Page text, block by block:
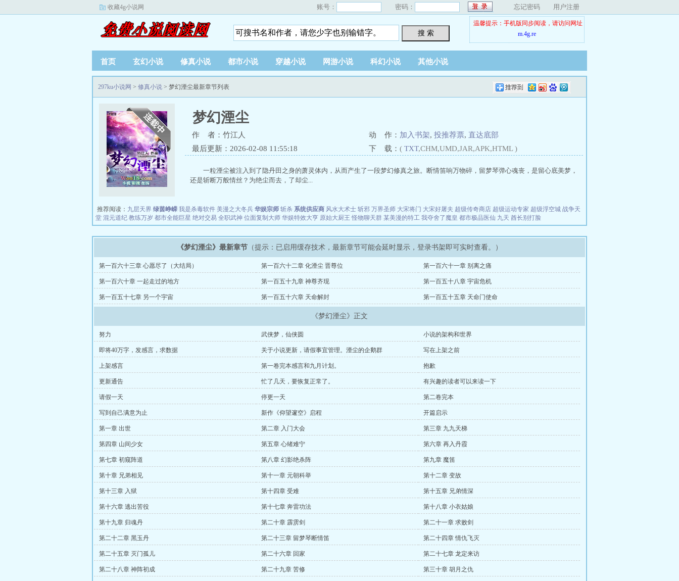
收藏4g小说网 账号： 密码： 忘记密码 用户注册
搜 索
温馨提示：手机版同步阅读，请访问网址
m.4g.re
首页 玄幻小说 修真小说 都市小说 穿越小说 网游小说 科幻小说 其他小说
297ku小说网 > 修真小说 > 梦幻湮尘最新章节列表
梦幻湮尘
作 者：竹江人 动 作： 加入书架, 投推荐票, 直达底部
最后更新：2026-02-08 11:55:18
下 载： ( TXT,CHM,UMD,JAR,APK,HTML )
一粒湮尘被注入到了隐丹田之身的萧灵体内，从而产生了一段梦幻修真之旅。断情笛响万物碎，留梦琴弹心魂丧，是留心底美梦，
还是斩断万般情丝？为绝尘而去，了却尘...
推荐阅读： 九层天界 绿茵峥嵘 我是杀毒软件 美漫之大冬兵 华娱宗师 斩杀 系统供应商 风水大术士 斩邪 万界圣师 大宋将门 大宋好屠夫 超级传奇商店 超级运动专家 超级浮空城 战争天
堂 混元道纪 教练万岁 都市全能巨星 绝对交易 全职武神 位面复制大师 华娱特效大亨 原始大厨王 怪物聊天群 某美漫的特工 我夺舍了魔皇 都市极品医仙 九天 酋长别打脸
《梦幻湮尘》最新章节 （提示：已启用缓存技术，最新章节可能会延时显示，登录书架即可实时查看。）
第一百六十三章 心愿尽了（大结局） 第一百六十二章 化湮尘 晋尊位 第一百六十一章 别离之痛
第一百六十章 一起走过的地方 第一百五十九章 神尊齐现 第一百五十八章 宇宙危机
第一百五十七章 另一个宇宙 第一百五十六章 天命解封 第一百五十五章 天命门使命
《梦幻湮尘》正文
努力 武侠梦，仙侠圆 小说的架构和世界
即将40万字，发感言，求数据 关于小说更新，请假事宜管理。湮尘的企鹅群 写在上架之前
上架感言 第一卷完本感言和九月计划。 抱歉
更新通告 忙了几天，要恢复正常了。 有兴趣的读者可以来读一下
请假一天 停更一天 第二卷完本
写到自己满意为止 新作《仰望邃空》启程 开篇启示
第一章 出世 第二章 入门大会 第三章 九九天梯
第四章 山间少女 第五章 心绪难宁 第六章 再入丹霞
第七章 初窥阵道 第八章 幻影绝杀阵 第九章 魔笛
第十章 兄弟相见 第十一章 元朝科举 第十二章 变故
第十三章 入狱 第十四章 受难 第十五章 兄弟情深
第十六章 逃出苦役 第十七章 奔雷功法 第十八章 小衣姑娘
第十九章 归魂丹 第二十章 霹雳剑 第二十一章 求败剑
第二十二章 黑玉丹 第二十三章 留梦琴断情笛 第二十四章 情仇飞灭
第二十五章 灭门孤儿 第二十六章 回家 第二十七章 龙定来访
第二十八章 神阵初成 第二十九章 苦修 第三十章 胡月之仇